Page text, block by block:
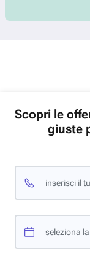
Scopri le
giuste
inserisci il
seleziona